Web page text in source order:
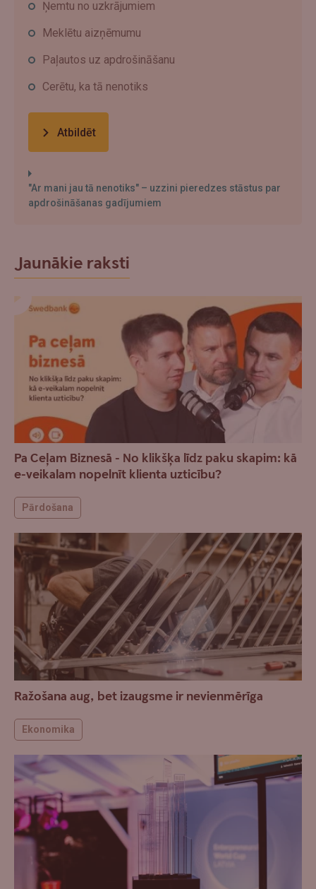
Ņemtu no uzkrājumiem
Meklētu aizņēmumu
Paļautos uz apdrošināšanu
Cerētu, ka tā nenotiks
Atbildēt
"Ar mani jau tā nenotiks" – uzzini pieredzes stāstus par
apdrošināšanas gadījumiem
Jaunākie raksti
Pa Ceļam Biznesā - No klikšķa līdz paku skapim: kā
e-veikalam nopelnīt klienta uzticību?
Pārdošana
Ražošana aug, bet izaugsme ir nevienmērīga
Ekonomika